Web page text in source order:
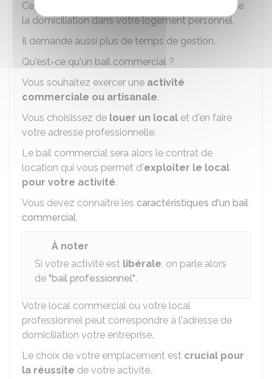
Ce choix est cependant plus coûteux que celui de
la domiciliation dans votre logement personnel.
Il demande aussi plus de temps de gestion.
Qu'est-ce qu'un bail commercial ?
Vous souhaitez exercer une activité
commerciale ou artisanale.
Vous choisissez de louer un local et d'en faire
votre adresse professionnelle.
Le bail commercial sera alors le contrat de
location qui vous permet d'exploiter le local
pour votre activité.
Vous devez connaître les caractéristiques d'un bail
commercial.
À noter
Si votre activité est libérale, on parle alors
de "bail professionnel".
Votre local commercial ou votre local
professionnel peut correspondre à l'adresse de
domiciliation votre entreprise.
Le choix de votre emplacement est crucial pour
la réussite de votre activité.